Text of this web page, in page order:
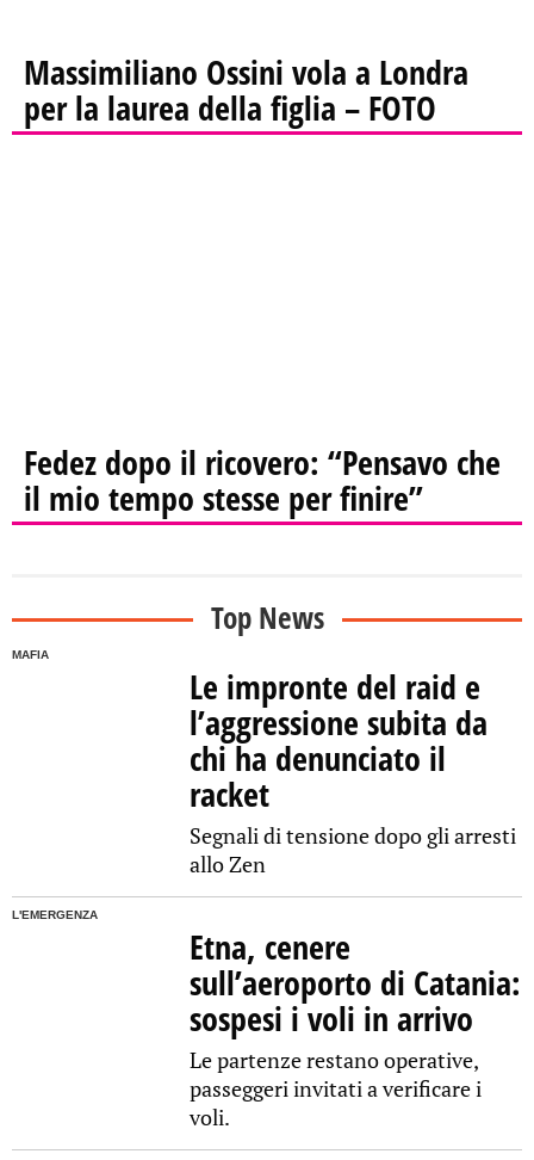
Massimiliano Ossini vola a Londra
per la laurea della figlia – FOTO
Fedez dopo il ricovero: “Pensavo che
il mio tempo stesse per finire”
Top News
MAFIA
Le impronte del raid e
l’aggressione subita da
chi ha denunciato il
racket
Segnali di tensione dopo gli arresti
allo Zen
L'EMERGENZA
Etna, cenere
sull’aeroporto di Catania:
sospesi i voli in arrivo
Le partenze restano operative,
passeggeri invitati a verificare i
voli.